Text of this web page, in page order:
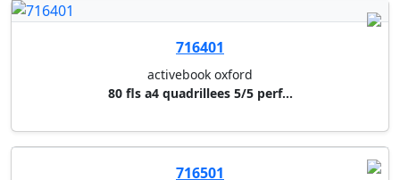
716701
meetingbook oxford
80 fls a4+ 25x31 quadrillees 5...
716801